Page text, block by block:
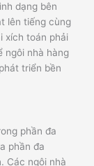
dạng bên
lên tiếng cùng
xích toán phải
ngôi nhà hàng
triển bền
phần đa
phần đa
Các ngôi nhà